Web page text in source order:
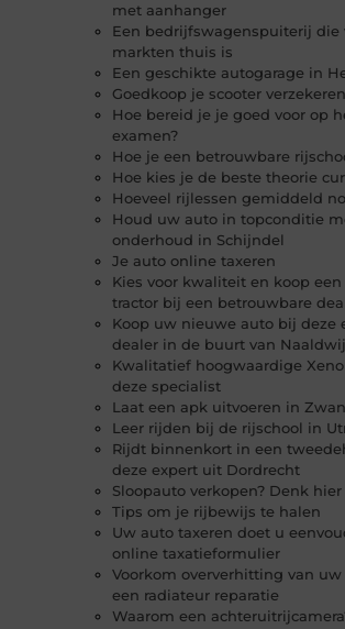
met aanhanger
Een bedrijfswagenspuiterij die
markten thuis is
Een geschikte autogarage in
Goedkoop je scooter
Hoe bereid je je goed voor op
examen?
Hoe je een betrouwbare
Hoe kies je de beste theorie
Hoeveel rijlessen gemiddeld
Houd uw auto in topconditie
onderhoud in Schijndel
Je auto online taxeren
Kies voor kwaliteit en koop een
tractor bij een betrouwbare
Koop uw nieuwe auto bij deze
dealer in de buurt van
Kwalitatief hoogwaardige
deze specialist
Laat een apk uitvoeren in
Leer rijden bij de rijschool in
Rijdt binnenkort in een
deze expert uit Dordrecht
Sloopauto verkopen? Denk
Tips om je rijbewijs te halen
Uw auto taxeren doet u
online taxatieformulier
Voorkom oververhitting van
een radiateur reparatie
Waarom een